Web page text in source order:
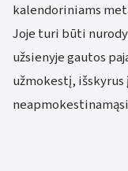
kalendoriniams
Joje turi būti
užsienyje gautos
užmokestį,